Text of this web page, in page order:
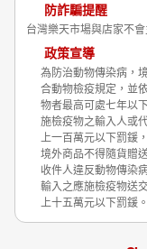
防詐騙提醒
台灣樂天市場與店家不
政策宣導
為防治動物傳染病，
合動物檢疫規定，並
物者最高可處七年以
施檢疫物之輸入人或
上一百萬元以下罰鍰
境外商品不得隨貨贈
收件人違反動物傳染
輸入之應施檢疫物送
上十五萬元以下罰鍰。